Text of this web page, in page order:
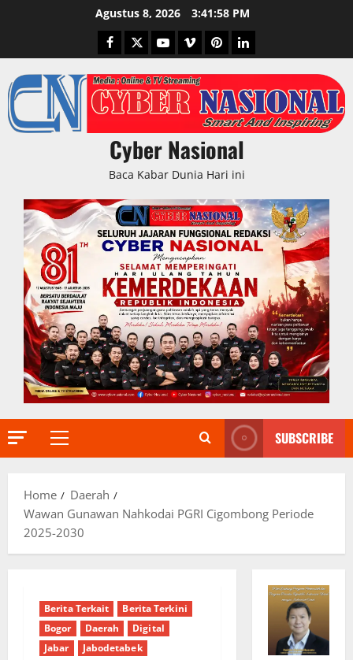
Agustus 8, 2026 3:41:59 PM
Facebook
TwitterYoutubeVimeoPinterestLinkedIn
Cyber Nasional
Baca Kabar Dunia Hari ini
Primary
SUBSCRIBE
Home
Daerah
Wawan Gunawan Nahkodai PGRI Cigombong Periode
2025-2030
Berita Terkait
Berita Terkini
Bogor
Daerah
Digital
Jabar
Jabodetabek